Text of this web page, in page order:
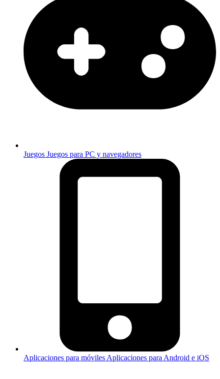
Juegos Juegos para PC y navegadores
Aplicaciones para móviles Aplicaciones para Android e iOS